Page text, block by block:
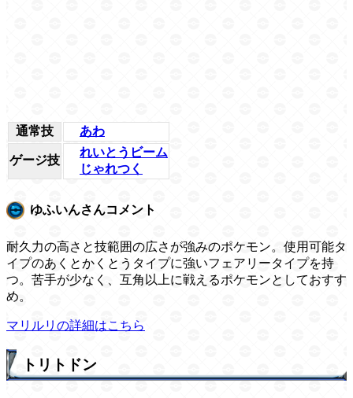
通常技 あわ
ゲージ技
れいとうビーム
じゃれつく
ゆふいんさんコメント
耐久力の高さと技範囲の広さが強みのポケモン。使用可能タ
イプのあくとかくとうタイプに強いフェアリータイプを持
つ。苦手が少なく、互角以上に戦えるポケモンとしておすす
め。
マリルリの詳細はこちら
トリトドン